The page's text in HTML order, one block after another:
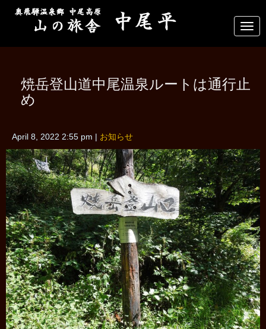
N
a
v
t
i
焼岳登山道中尾温泉ルートは通行止
め
April 8, 2022 2:55 pm お知らせ